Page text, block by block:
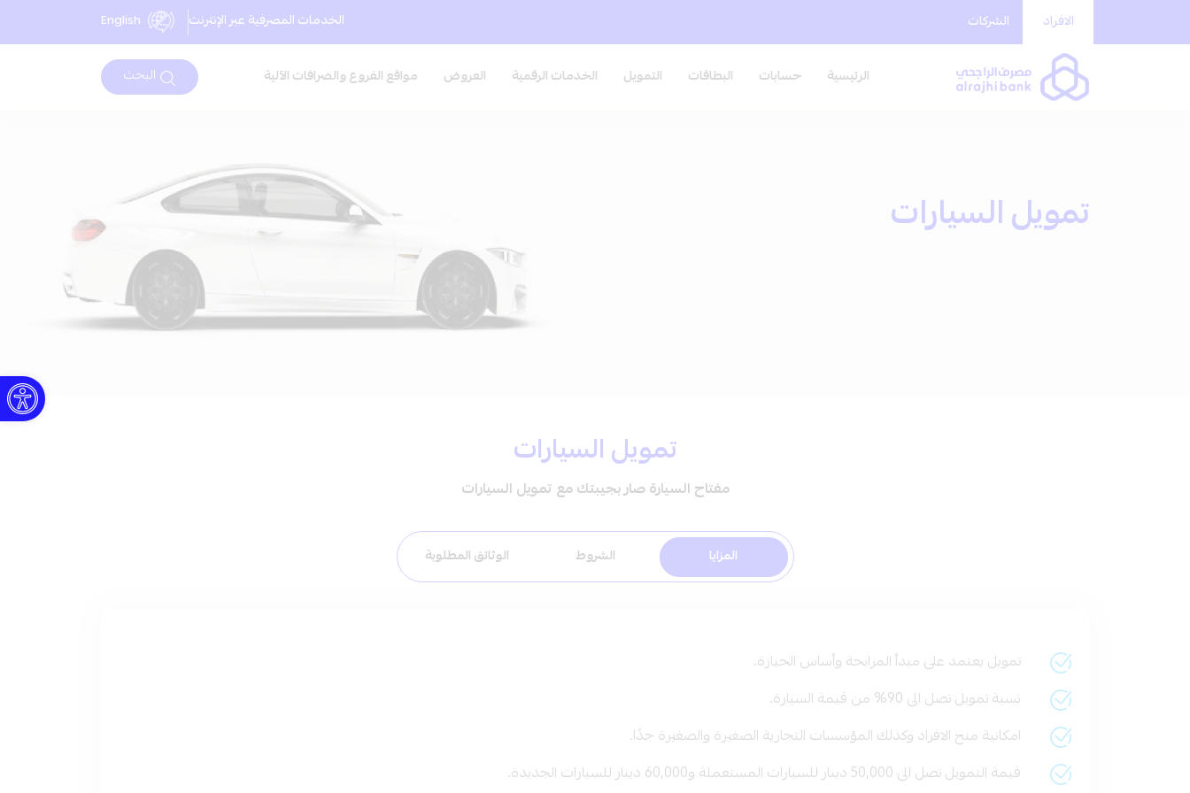
Open toolbar
الافراد الشركات الخدمات المصرفية عبر الإنترنت English
الرئيسية حسابات البطاقات التمويل الخدمات الرقمية العروض مواقع الفروع والصرافات الآلية البحث
تمويل السيارات
تمويل السيارات
مفتاح السيارة صار بجيبتك مع تمويل السيارات
المزايا الشروط الوثائق المطلوبة
تمويل يعتمد على مبدأ المرابحة وأساس الحيازة.
نسبة تمويل تصل الى 90% من قيمة السيارة.
امكانية منح الافراد وكذلك المؤسسات التجارية الصغيرة والصغيرة جدًا.
قيمة التمويل تصل الى 50,000 دينار للسيارات المستعملة و60,000 دينار للسيارات الجديدة.